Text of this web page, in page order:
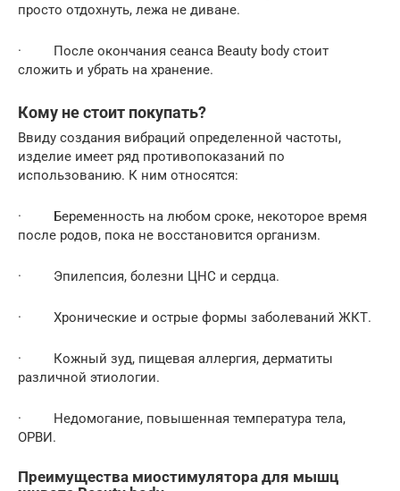
просто отдохнуть, лежа не диване.
· После окончания сеанса Beauty body стоит
сложить и убрать на хранение.
Кому не стоит покупать?
Ввиду создания вибраций определенной частоты,
изделие имеет ряд противопоказаний по
использованию. К ним относятся:
· Беременность на любом сроке, некоторое время
после родов, пока не восстановится организм.
· Эпилепсия, болезни ЦНС и сердца.
· Хронические и острые формы заболеваний ЖКТ.
· Кожный зуд, пищевая аллергия, дерматиты
различной этиологии.
· Недомогание, повышенная температура тела,
ОРВИ.
Преимущества миостимулятора для мышц